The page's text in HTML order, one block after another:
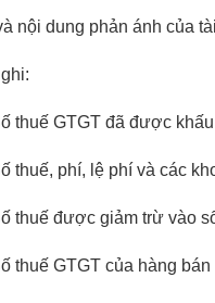
nội dung phản ánh của
thuế GTGT đã được
thuế, phí, lệ phí và các
thuế được giảm trừ vào
thuế GTGT của hàng